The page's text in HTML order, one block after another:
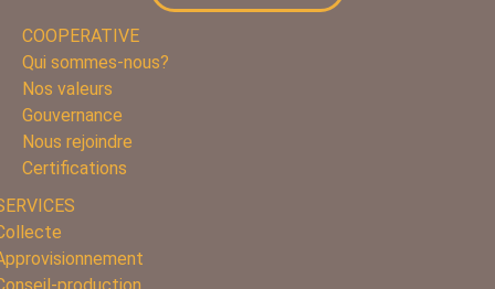
COOPERATIVE
Qui sommes-nous?
Nos valeurs
Gouvernance
Nous rejoindre
Certifications